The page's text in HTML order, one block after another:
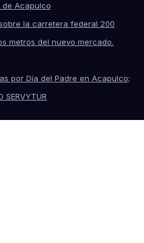
de Acapulco
la carretera federal 200
metros del nuevo mercado.
por Día del Padre en Acapulco;
SERVYTUR